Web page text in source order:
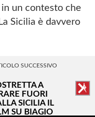
un contesto che
Sicilia è davvero
SUCCESSIVO
A
FUORI
SICILIA IL
SU BIAGIO